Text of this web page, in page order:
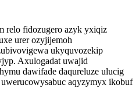
relo fidozugero azyk yxiqiz
urer ozyjijemoh
ukyquvozekip
Axulogadat uwajid
dawifade daqureluze ulucig
aqyzymyx ikobuf